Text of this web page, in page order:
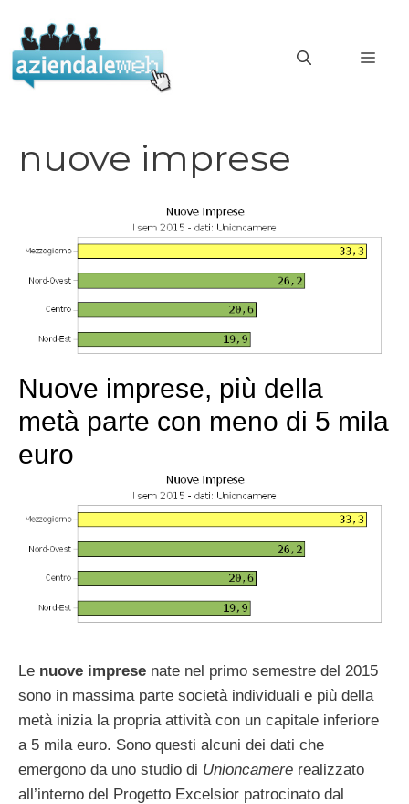
contenuto
nuove imprese
Nuove imprese, più della
metà parte con meno di 5 mila
euro
Le nuove imprese nate nel primo semestre del 2015
sono in massima parte società individuali e più della
metà inizia la propria attività con un capitale inferiore
a 5 mila euro. Sono questi alcuni dei dati che
emergono da uno studio di Unioncamere realizzato
all’interno del Progetto Excelsior patrocinato dal